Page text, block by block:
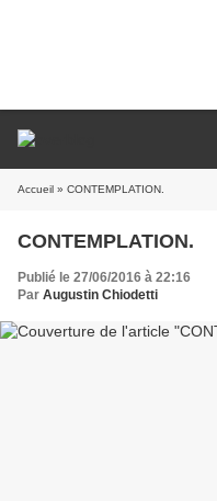
Accueil » CONTEMPLATION.
CONTEMPLATION.
Publié le 27/06/2016 à 22:16
Par Augustin Chiodetti